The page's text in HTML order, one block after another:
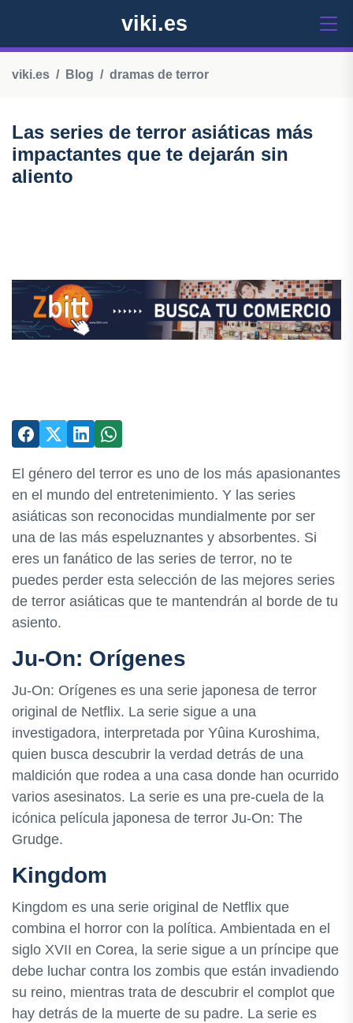
viki.es
viki.es Blog dramas de terror
Las series de terror asiáticas más
impactantes que te dejarán sin
aliento
El género del terror es uno de los más apasionantes
en el mundo del entretenimiento. Y las series
asiáticas son reconocidas mundialmente por ser
una de las más espeluznantes y absorbentes. Si
eres un fanático de las series de terror, no te
puedes perder esta selección de las mejores series
de terror asiáticas que te mantendrán al borde de tu
asiento.
Ju-On: Orígenes
Ju-On: Orígenes es una serie japonesa de terror
original de Netflix. La serie sigue a una
investigadora, interpretada por Yûina Kuroshima,
quien busca descubrir la verdad detrás de una
maldición que rodea a una casa donde han ocurrido
varios asesinatos. La serie es una pre-cuela de la
icónica película japonesa de terror Ju-On: The
Grudge.
Kingdom
Kingdom es una serie original de Netflix que
combina el horror con la política. Ambientada en el
siglo XVII en Corea, la serie sigue a un príncipe que
debe luchar contra los zombis que están invadiendo
su reino, mientras trata de descubrir el complot que
hay detrás de la muerte de su padre. La serie es